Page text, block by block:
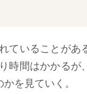
ていることがあ
時間はかかるが
を見ていく。